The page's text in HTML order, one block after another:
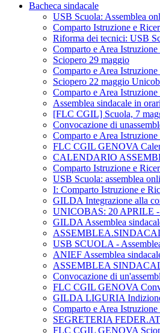
Bacheca sindacale
USB Scuola: Assemblea
Comparto Istruzione e
Riforma dei tecnici: USB
Comparto e Area
Sciopero 29 maggio
Comparto e Area
Sciopero 22 maggio
Comparto e Area
Assemblea sindacale in
[FLC CGIL] Scuola, 7
Convocazione di
Comparto e Area
FLC CGIL GENOVA
CALENDARIO
Comparto Istruzione e
USB Scuola: assemblea
I: Comparto Istruzione e
GILDA Integrazione alla
UNICOBAS: 20 APRILE
GILDA Assemblea
USB SCUOLA -
ANIEF Assemblea
ASSEMBLEA
Convocazione di
FLC CGIL GENOVA
GILDA LIGURIA Indizione
Comparto e Area
SEGRETERIA
FLC CGIL GENOVA